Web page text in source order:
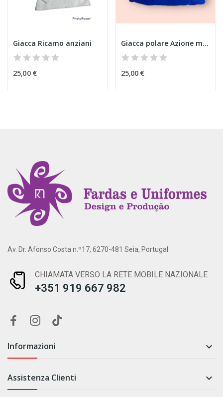
Giacca Ricamo anziani
25,00 €
Giacca polare Azione medica
25,00 €
Av. Dr. Afonso Costa n.º17, 6270-481 Seia, Portugal
CHIAMATA VERSO LA RETE MOBILE NAZIONALE
+351 919 667 982
Informazioni 
Assistenza Clienti 